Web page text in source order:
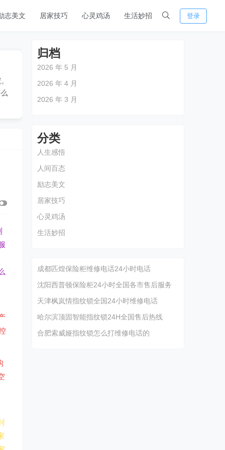
志美文 居家技巧 心灵鸡汤 生活妙招 登录
归档
2026 年 5 月
2026 年 4 月
2026 年 3 月
分类
人生感悟
人间百态
励志美文
居家技巧
心灵鸡汤
生活妙招
成都匹煌保险柜维修电话24小时电话
沈阳西普顿保险柜24小时全国各市售后服务
天津枫岚情指纹锁全国24小时维修电话
哈尔滨顶固智能指纹锁24H全国售后热线
合肥索威娅指纹锁怎么打维修电话的